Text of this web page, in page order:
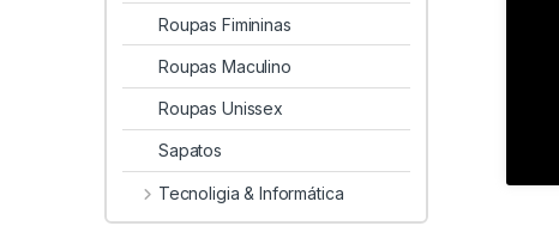
Roupas Fimininas
Roupas Maculino
Roupas Unissex
Sapatos
Tecnoligia & Informática